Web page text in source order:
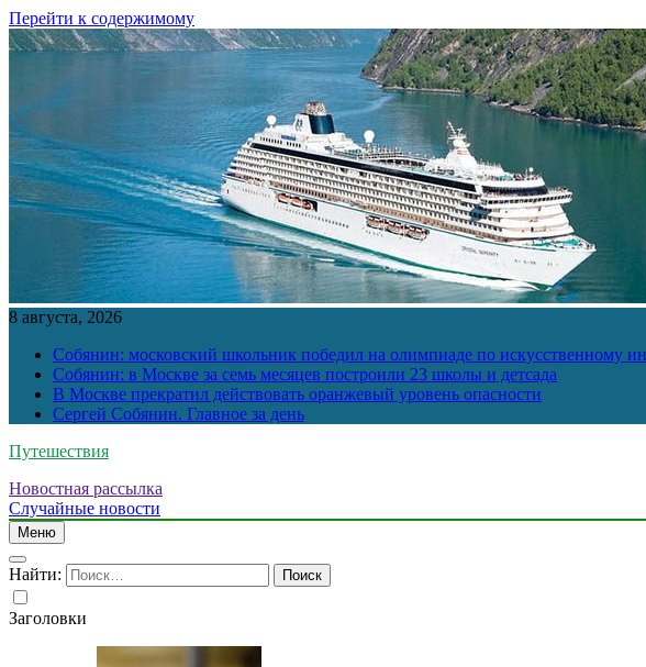
Перейти к содержимому
8 августа, 2026
Собянин: московский школьник победил на олимпиаде по искусственному
Собянин: в Москве за семь месяцев построили 23 школы и детсада
В Москве прекратил действовать оранжевый уровень опасности
Сергей Собянин. Главное за день
Путешествия
Новостная рассылка
Случайные новости
Меню
Найти:
Заголовки